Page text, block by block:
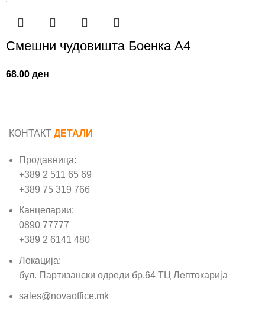
Смешни чудовишта Боенка А4
68.00ден
КОНТАКТ ДЕТАЛИ
Продавница:
+389 2 511 65 69
+389 75 319 766
Канцеларии:
0890 77777
+389 2 6141 480
Локација:
бул. Партизански одреди бр.64 ТЦ Лептокарија
sales@novaoffice.mk